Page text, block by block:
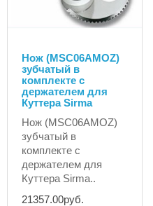
Нож (MSC06AMOZ)
зубчатый в
комплекте с
держателем для
Куттера Sirma
Нож (MSC06AMOZ)
зубчатый в
комплекте с
держателем для
Куттера Sirma..
21357.00руб.